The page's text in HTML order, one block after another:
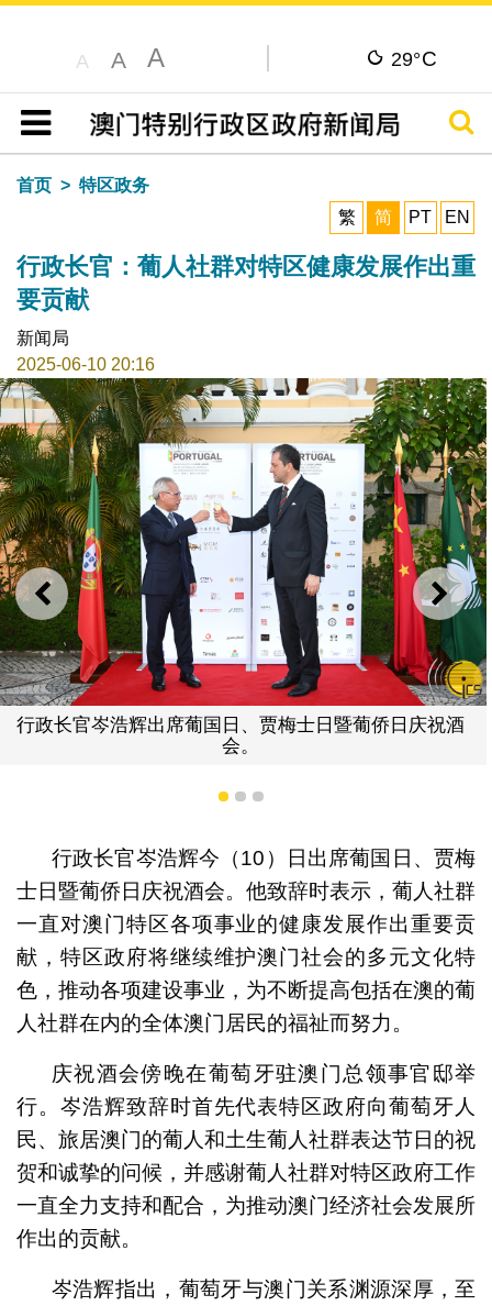
A A A 29°C
目录
搜寻
首页
特区政务
繁
简 PT EN
行政长官：葡人社群对特区健康发展作出重
要贡献
新闻局
2025-06-10 20:16
上一则 下一
行政长官岑浩辉出席葡国日、贾梅士日暨葡侨日庆祝酒
会。
1 2 3
行政长官岑浩辉今（10）日出席葡国日、贾梅
士日暨葡侨日庆祝酒会。他致辞时表示，葡人社群
一直对澳门特区各项事业的健康发展作出重要贡
献，特区政府将继续维护澳门社会的多元文化特
色，推动各项建设事业，为不断提高包括在澳的葡
人社群在内的全体澳门居民的福祉而努力。
庆祝酒会傍晚在葡萄牙驻澳门总领事官邸举
行。岑浩辉致辞时首先代表特区政府向葡萄牙人
民、旅居澳门的葡人和土生葡人社群表达节日的祝
贺和诚挚的问候，并感谢葡人社群对特区政府工作
一直全力支持和配合，为推动澳门经济社会发展所
作出的贡献。
岑浩辉指出，葡萄牙与澳门关系渊源深厚，至